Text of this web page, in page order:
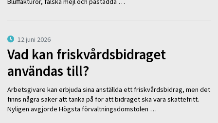
12 juni 2026
Vad kan friskvårdsbidraget
användas till?
Arbetsgivare kan erbjuda sina anställda ett friskvårdsbidrag, men det
finns några saker att tänka på för att bidraget ska vara skattefritt.
Nyligen avgjorde Högsta förvaltningsdomstolen …